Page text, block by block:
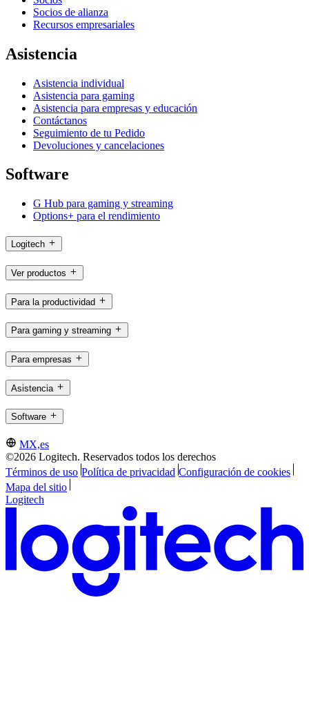
Socios de alianza
Recursos empresariales
Asistencia
Asistencia individual
Asistencia para gaming
Asistencia para empresas y educación
Contáctanos
Seguimiento de tu Pedido
Devoluciones y cancelaciones
Software
G Hub para gaming y streaming
Options+ para el rendimiento
Logitech
Ver productos
Para la productividad
Para gaming y streaming
Para empresas
Asistencia
Software
MX,es
©2026 Logitech. Reservados todos los derechos
Términos de uso Política de privacidad Configuración de cookies
Mapa del sitio
Logitech